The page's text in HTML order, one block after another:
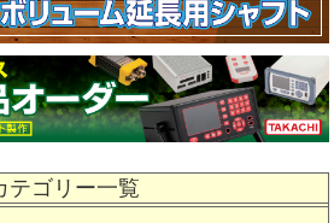
テゴリー一覧